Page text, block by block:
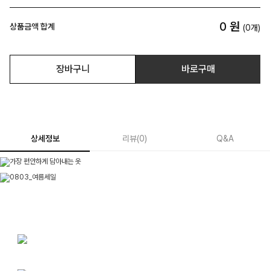
상품금액 합계 0 원 (0개)
장바구니 바로구매
상세정보 리뷰(0) Q&A